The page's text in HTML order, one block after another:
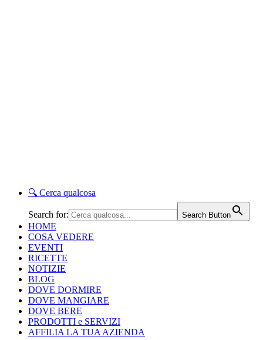
🔍 Cerca qualcosa
Search for: Search Button
HOME
COSA VEDERE
EVENTI
RICETTE
NOTIZIE
BLOG
DOVE DORMIRE
DOVE MANGIARE
DOVE BERE
PRODOTTI e SERVIZI
AFFILIA LA TUA AZIENDA